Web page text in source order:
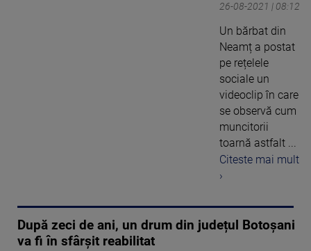
26-08-2021 | 08:12
Un bărbat din
Neamț a postat
pe rețelele
sociale un
videoclip în care
se observă cum
muncitorii
toarnă astfalt ...
Citeste mai mult
›
După zeci de ani, un drum din județul Botoșani
va fi în sfârșit reabilitat